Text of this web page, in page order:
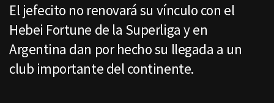
El jefecito no renovará su vínculo con el
Hebei Fortune de la Superliga y en
Argentina dan por hecho su llegada a un
club importante del continente.